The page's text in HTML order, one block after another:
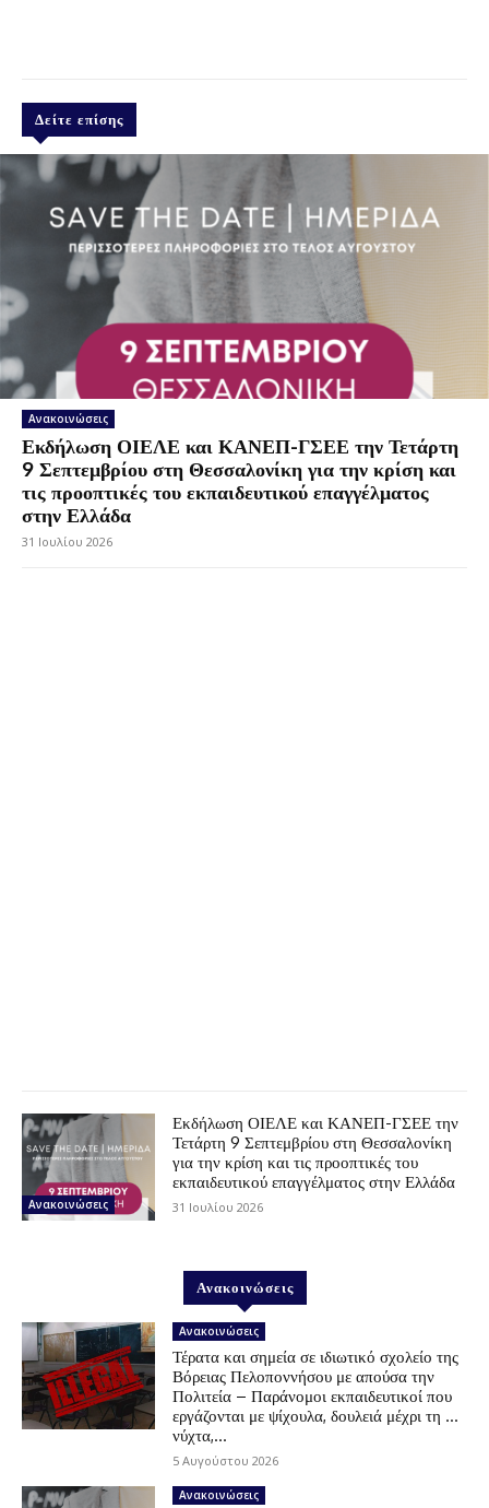
Δείτε επίσης
Ανακοινώσεις
Εκδήλωση ΟΙΕΛΕ και ΚΑΝΕΠ-ΓΣΕΕ την Τετάρτη
9 Σεπτεμβρίου στη Θεσσαλονίκη για την κρίση και
τις προοπτικές του εκπαιδευτικού επαγγέλματος
στην Ελλάδα
31 Ιουλίου 2026
Ανακοινώσεις
Εκδήλωση ΟΙΕΛΕ και ΚΑΝΕΠ-ΓΣΕΕ την
Τετάρτη 9 Σεπτεμβρίου στη Θεσσαλονίκη
για την κρίση και τις προοπτικές του
εκπαιδευτικού επαγγέλματος στην Ελλάδα
31 Ιουλίου 2026
Ανακοινώσεις
Ανακοινώσεις
Τέρατα και σημεία σε ιδιωτικό σχολείο της
Βόρειας Πελοποννήσου με απούσα την
Πολιτεία – Παράνομοι εκπαιδευτικοί που
εργάζονται με ψίχουλα, δουλειά μέχρι τη …
νύχτα,...
5 Αυγούστου 2026
Ανακοινώσεις